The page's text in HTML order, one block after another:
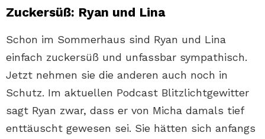
Zuckersüß: Ryan und Lina
Schon im Sommerhaus sind Ryan und Lina
einfach zuckersüß und unfassbar sympathisch.
Jetzt nehmen sie die anderen auch noch in
Schutz. Im aktuellen Podcast Blitzlichtgewitter
sagt Ryan zwar, dass er von Micha damals tief
enttäuscht gewesen sei. Sie hätten sich anfangs